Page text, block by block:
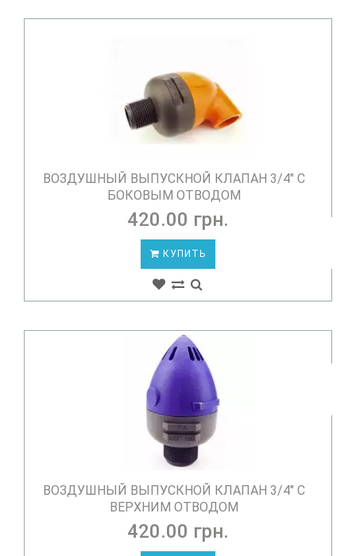
ВОЗДУШНЫЙ ВЫПУСКНОЙ КЛАПАН 3/4" С
БОКОВЫМ ОТВОДОМ
420.00 грн.
КУПИТЬ
ВОЗДУШНЫЙ ВЫПУСКНОЙ КЛАПАН 3/4" С
ВЕРХНИМ ОТВОДОМ
420.00 грн.